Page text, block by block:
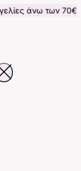
των 70€ για